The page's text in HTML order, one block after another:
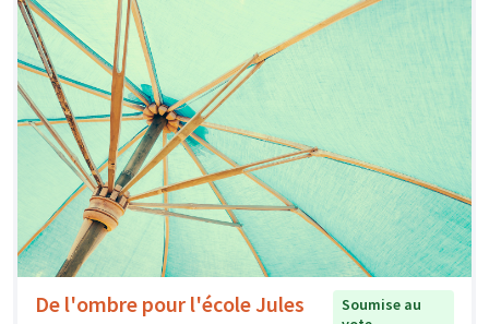
De l'ombre pour l'école Jules
Soumise au